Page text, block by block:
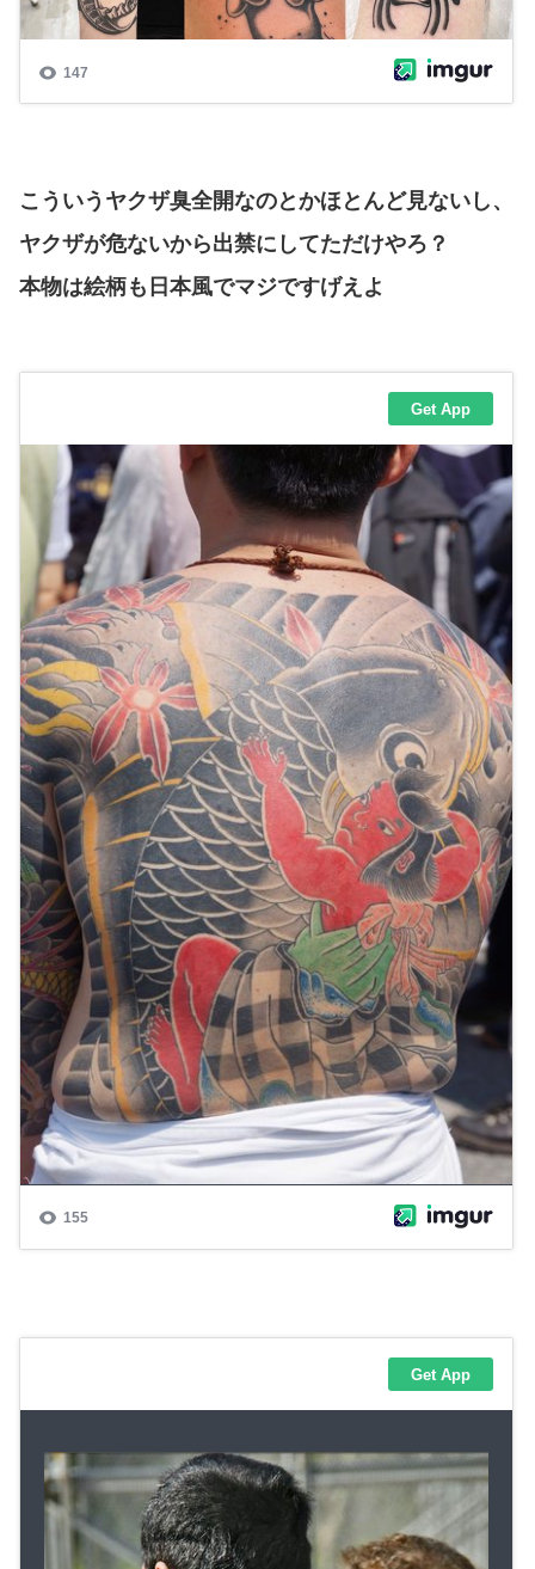
こういうヤクザ臭全開なのとかほとんど見ないし、
ヤクザが危ないから出禁にしてただけやろ？
本物は絵柄も日本風でマジですげえよ